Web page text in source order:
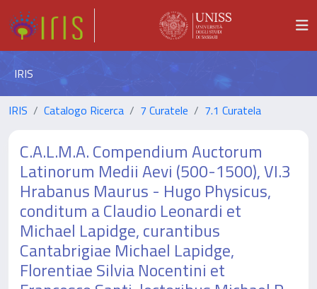
IRIS
IRIS Catalogo Ricerca 7 Curatele 7.1 Curatela
C.A.L.M.A. Compendium Auctorum
Latinorum Medii Aevi (500-1500), VI.3
Hrabanus Maurus - Hugo Physicus,
conditum a Claudio Leonardi et
Michael Lapidge, curantibus
Cantabrigiae Michael Lapidge,
Florentiae Silvia Nocentini et